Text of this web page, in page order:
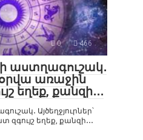
0 466
աստղագուշակ․
օրվա առաջին
եղեք, քանզի․․․
Այծեղջյուրներ՝
եղեք, քանզի․․․